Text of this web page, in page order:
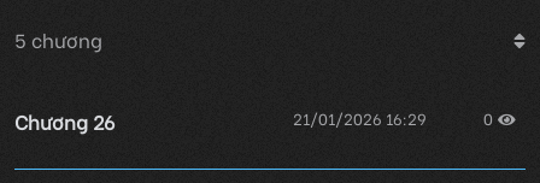
5 chương
Chương 26 21/01/2026 16:29 0